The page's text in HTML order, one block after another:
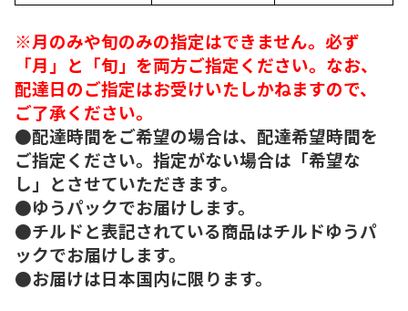
※月のみや旬のみの指定はできません。必ず
「月」と「旬」を両方ご指定ください。なお、
配達日のご指定はお受けいたしかねますので、
ご了承ください。
●配達時間をご希望の場合は、配達希望時間を
ご指定ください。指定がない場合は「希望な
し」とさせていただきます。
●ゆうパックでお届けします。
●チルドと表記されている商品はチルドゆうパ
ックでお届けします。
●お届けは日本国内に限ります。